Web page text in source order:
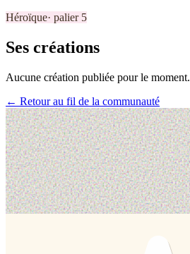
Héroïque· palier 5
Ses créations
Aucune création publiée pour le moment.
← Retour au fil de la communauté